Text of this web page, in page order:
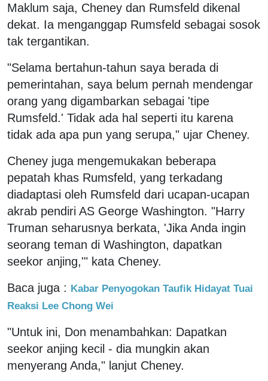
Maklum saja, Cheney dan Rumsfeld dikenal
dekat. Ia menganggap Rumsfeld sebagai sosok
tak tergantikan.
"Selama bertahun-tahun saya berada di
pemerintahan, saya belum pernah mendengar
orang yang digambarkan sebagai 'tipe
Rumsfeld.' Tidak ada hal seperti itu karena
tidak ada apa pun yang serupa," ujar Cheney.
Cheney juga mengemukakan beberapa
pepatah khas Rumsfeld, yang terkadang
diadaptasi oleh Rumsfeld dari ucapan-ucapan
akrab pendiri AS George Washington. "Harry
Truman seharusnya berkata, 'Jika Anda ingin
seorang teman di Washington, dapatkan
seekor anjing,'" kata Cheney.
Baca juga : Kabar Penyogokan Taufik Hidayat Tuai
Reaksi Lee Chong Wei
"Untuk ini, Don menambahkan: Dapatkan
seekor anjing kecil - dia mungkin akan
menyerang Anda," lanjut Cheney.